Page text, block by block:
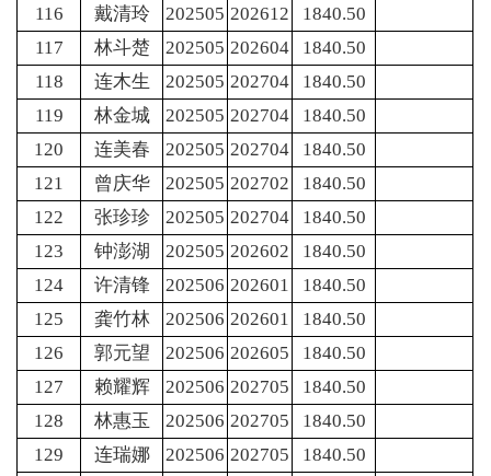
116
戴清玲 202505 202612
1840.50
117
林斗楚 202505 202604
1840.50
118
连木生 202505 202704
1840.50
119
林金城 202505 202704
1840.50
120
连美春 202505 202704
1840.50
121
曾庆华 202505 202702
1840.50
122
张珍珍 202505 202704
1840.50
123
钟澎湖 202505 202602
1840.50
124
许清锋 202506 202601
1840.50
125
龚竹林 202506 202601
1840.50
126
郭元望 202506 202605
1840.50
127
赖耀辉 202506 202705
1840.50
128
林惠玉 202506 202705
1840.50
129
连瑞娜 202506 202705
1840.50